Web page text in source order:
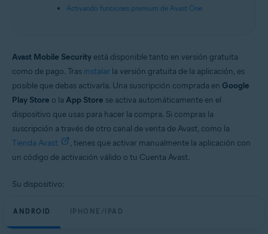
Activando funciones premium de Avast One
Avast Mobile Security está disponible tanto en versión gratuita
como de pago. Tras instalar la versión gratuita de la aplicación, es
posible que debas activarla. Una suscripción comprada en Google
Play Store o la App Store se activa automáticamente en el
dispositivo que usas para hacer la compra. Si compras la
suscripción a través de otro canal de venta de Avast, como la
Tienda Avast
, tienes que activar manualmente la aplicación con
un código de activación válido o tu Cuenta Avast.
Su dispositivo:
ANDROID IPHONE/IPAD